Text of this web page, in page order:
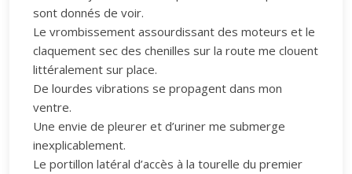
sont donnés de voir.
Le vrombissement assourdissant des moteurs et le
claquement sec des chenilles sur la route me clouent
littéralement sur place.
De lourdes vibrations se propagent dans mon
ventre.
Une envie de pleurer et d’uriner me submerge
inexplicablement.
Le portillon latéral d’accès à la tourelle du premier